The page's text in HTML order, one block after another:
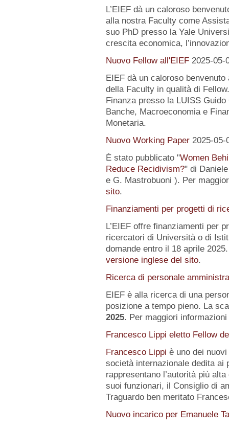
L’EIEF dà un caloroso
alla nostra Faculty come
suo PhD presso la Yale
crescita economica,
Nuovo Fellow all'EIEF 2025-05-
EIEF dà un caloroso
della Faculty in qualità di
Finanza presso la LUISS
Banche, Macroeconomia e
Monetaria.
Nuovo Working Paper 2025-05-
È stato pubblicato "Women
Reduce Recidivism?" di
e G. Mastrobuoni ). Per
sito.
Finanziamenti per progetti di
L’EIEF offre finanziamenti per
ricercatori di Università o di
domande entro il 18 aprile
versione inglese del sito.
Ricerca di personale
EIEF è alla ricerca di una
posizione a tempo pieno. La
2025. Per maggiori informazioni
Francesco Lippi eletto Fellow
Francesco Lippi è uno dei nuovi
società internazionale dedita ai
rappresentano l’autorità più
suoi funzionari, il Consiglio di
Traguardo ben meritato
Nuovo incarico per Emanuele